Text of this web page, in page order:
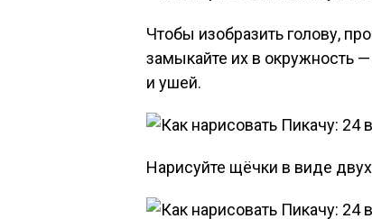
Чтобы изобразить голову,
замыкайте их в окружность
и ушей.
Нарисуйте щёчки в виде